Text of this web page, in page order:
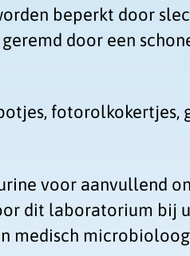
beperkt door
door een
fotorolkokertjes,
voor aanvullend
dit laboratorium bij
medisch